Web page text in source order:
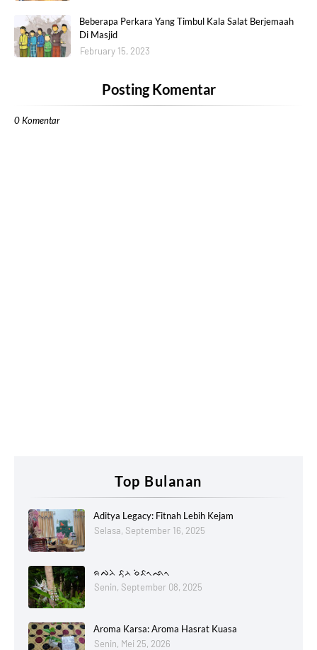
Beberapa Perkara Yang Timbul Kala Salat Berjemaah
Di Masjid
February 15, 2023
Posting Komentar
0 Komentar
Top Bulanan
Aditya Legacy: Fitnah Lebih Kejam
Selasa, September 16, 2025
ᨑᨄᨂᨗ ᨅᨘᨂ ᨔᨗᨅᨚᨒᨚ
Senin, September 08, 2025
Aroma Karsa: Aroma Hasrat Kuasa
Senin, Mei 25, 2026